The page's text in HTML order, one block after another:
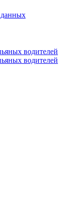
данных